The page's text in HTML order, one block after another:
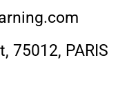
75012, PARIS